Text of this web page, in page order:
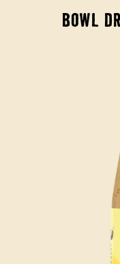
BOWL